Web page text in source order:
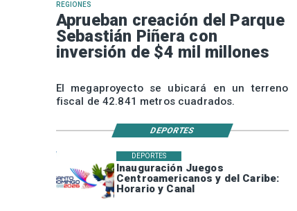
Inauguración Juegos
Centroamericanos y del Caribe:
Horario y Canal
DEPORTES
REGIONES
Aprueban creación del Parque
Sebastián Piñera con
inversión de $4 mil millones
El megaproyecto se ubicará en un terreno
fiscal de 42.841 metros cuadrados.
DEPORTES